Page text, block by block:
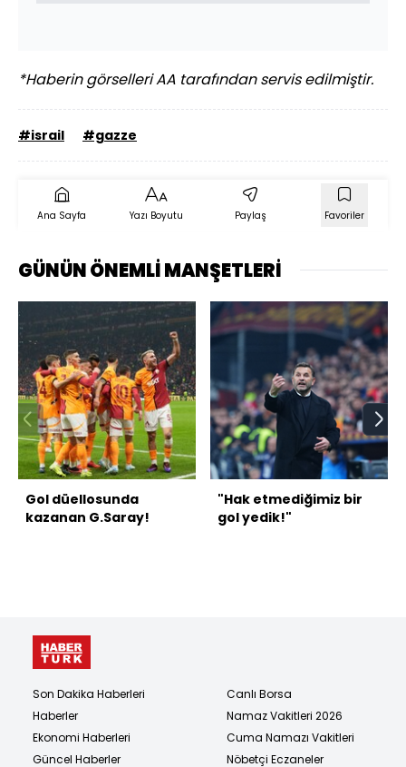
*Haberin görselleri AA tarafından servis edilmiştir.
#israil #gazze
Ana Sayfa Yazı Boyutu Paylaş Favoriler
GÜNÜN ÖNEMLİ MANŞETLERİ
Gol düellosunda
kazanan G.Saray!
"Hak etmediğimiz bir
gol yedik!"
Son Dakika Haberleri
Haberler
Ekonomi Haberleri
Güncel Haberler
Canlı Borsa
Namaz Vakitleri 2026
Cuma Namazı Vakitleri
Nöbetçi Eczaneler